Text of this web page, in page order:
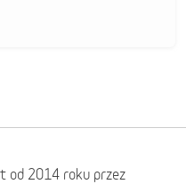
od 2014 roku przez